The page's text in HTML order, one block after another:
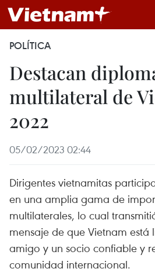
POLÍTICA
Destacan
multilateral de
2022
05/02/2023 02:44
Dirigentes vietnamitas
en una amplia gama de
multilaterales, lo cual
mensaje de que Vietnam está
amigo y un socio confiable y
comunidad internacional.